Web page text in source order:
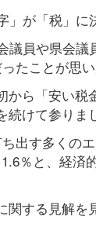
が「税」に
員や県会
たことが思い
ら「安い
けて参りま
出す多くの
％と、経済
する見解